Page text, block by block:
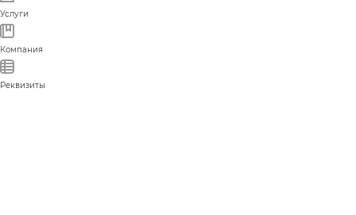
Услуги
Компания
Реквизиты